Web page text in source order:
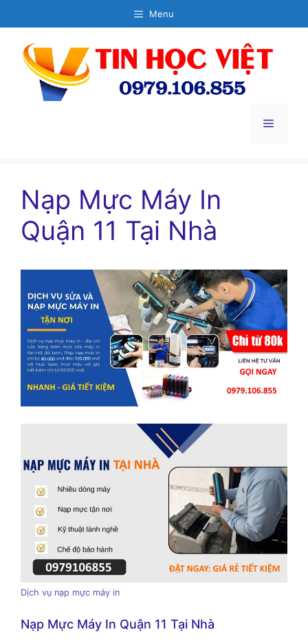
đến
dung
Menu
Menu
Nạp Mực Máy In
Quận 11 Tại Nhà
Dịch vụ nạp mực máy in
Nạp Mực Máy In Quận 11 Tại Nhà